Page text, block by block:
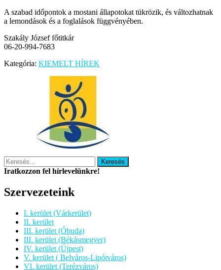
A szabad időpontok a mostani állapotokat tükrözik, és változhatnak
a lemondások és a foglalások függvényében.
Szakály József főtitkár
06-20-994-7683
Kategória: KIEMELT HÍREK
Keresés:
Iratkozzon fel hírlevelünkre!
Szervezeteink
I. kerület (Várkerület)
II. kerület
III. kerület (Óbuda)
III. kerület (Békásmegyer)
IV. kerület (Újpest)
V. kerület ( Belváros-Lipótváros)
VI. kerület (Terézváros)